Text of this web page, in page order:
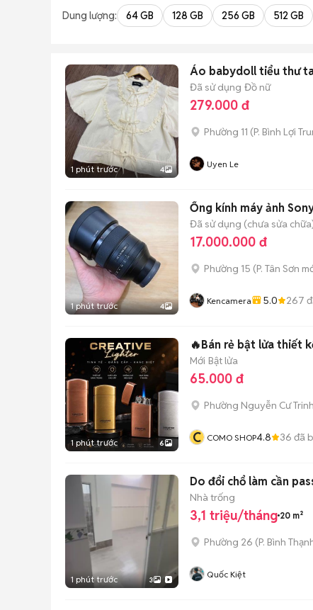
Dung lượng: 64 GB 128 GB 256 GB 512 GB
1 phút trước 4
Áo babydoll tiểu thư
Đã sử dụng Đồ nữ
279.000 đ
Phường 11 (P. Bình Lợi
Uyen Le
1 phút trước 4
Ống kính máy ảnh
Đã sử dụng (chưa sửa
17.000.000 đ
Phường 15 (P. Tân Sơn
Kencamera 5.0 267
1 phút trước 6
🔥Bán rẻ bật lửa thiết
Mới Bật lửa
65.000 đ
Phường Nguyễn Cư Trinh
C COMO SHOP4.8 36 đã
1 phút trước 3
Do đổi chổ làm cần
Nhà trống
3,1 triệu/tháng 20 m²
Phường 26 (P. Bình
Quốc Kiệt